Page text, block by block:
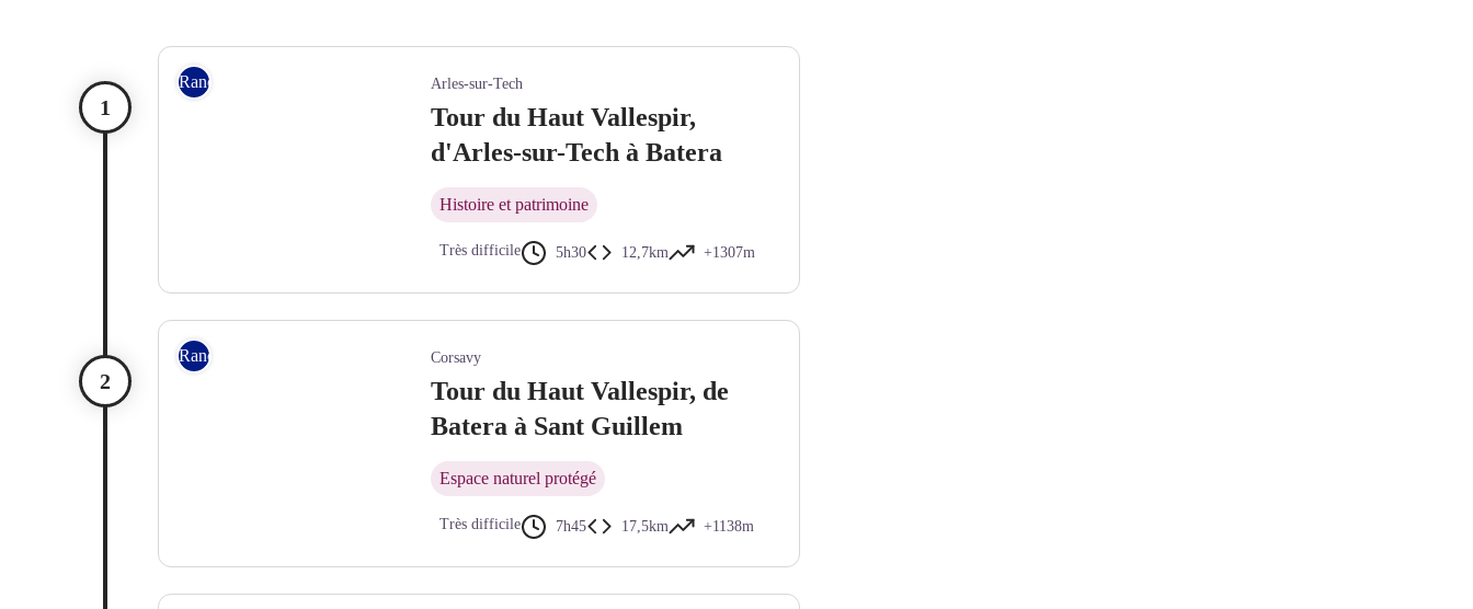
Rando itinérante Arles-sur-Tech
Tour du Haut Vallespir,
d'Arles-sur-Tech à Batera
Histoire et patrimoine
Très difficile 5h30 12,7km +1307m
Rando itinérante Corsavy
Tour du Haut Vallespir, de
Batera à Sant Guillem
Espace naturel protégé
Très difficile 7h45 17,5km +1138m